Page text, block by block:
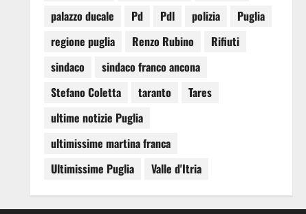
palazzo ducale
Pd Pdl polizia
Puglia
regione puglia
Renzo Rubino
Rifiuti
sindaco
sindaco franco ancona
Stefano Coletta
taranto
Tares
ultime notizie Puglia
ultimissime martina franca
Ultimissime Puglia
Valle d'Itria